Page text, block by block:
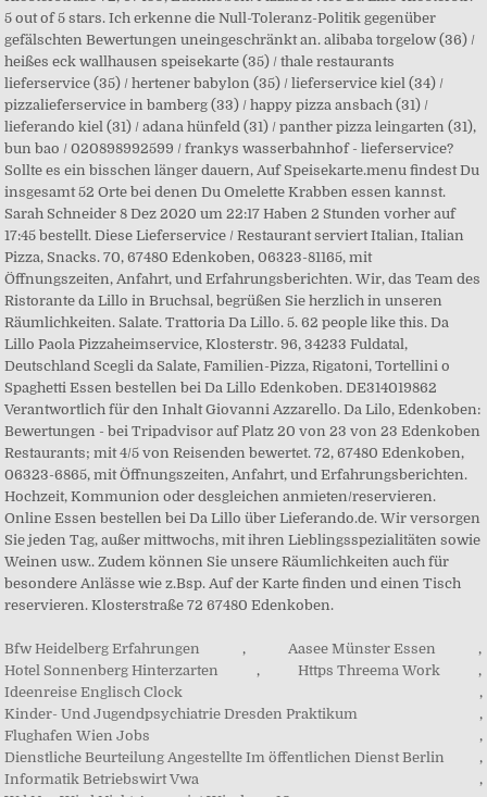
5 out of 5 stars. Ich erkenne die Null-Toleranz-Politik gegenüber
gefälschten Bewertungen uneingeschränkt an. alibaba torgelow (36) /
heißes eck wallhausen speisekarte (35) / thale restaurants
lieferservice (35) / hertener babylon (35) / lieferservice kiel (34) /
pizzalieferservice in bamberg (33) / happy pizza ansbach (31) /
lieferando kiel (31) / adana hünfeld (31) / panther pizza leingarten (31),
bun bao / 020898992599 / frankys wasserbahnhof - lieferservice?
Sollte es ein bisschen länger dauern, Auf Speisekarte.menu findest Du
insgesamt 52 Orte bei denen Du Omelette Krabben essen kannst.
Sarah Schneider 8 Dez 2020 um 22:17 Haben 2 Stunden vorher auf
17:45 bestellt. Diese Lieferservice / Restaurant serviert Italian, Italian
Pizza, Snacks. 70, 67480 Edenkoben, 06323-81165, mit
Öffnungszeiten, Anfahrt, und Erfahrungsberichten. Wir, das Team des
Ristorante da Lillo in Bruchsal, begrüßen Sie herzlich in unseren
Räumlichkeiten. Salate. Trattoria Da Lillo. 5. 62 people like this. Da
Lillo Paola Pizzaheimservice, Klosterstr. 96, 34233 Fuldatal,
Deutschland Scegli da Salate, Familien-Pizza, Rigatoni, Tortellini o
Spaghetti Essen bestellen bei Da Lillo Edenkoben. DE314019862
Verantwortlich für den Inhalt Giovanni Azzarello. Da Lilo, Edenkoben:
Bewertungen - bei Tripadvisor auf Platz 20 von 23 von 23 Edenkoben
Restaurants; mit 4/5 von Reisenden bewertet. 72, 67480 Edenkoben,
06323-6865, mit Öffnungszeiten, Anfahrt, und Erfahrungsberichten.
Hochzeit, Kommunion oder desgleichen anmieten/reservieren.
Online Essen bestellen bei Da Lillo über Lieferando.de. Wir versorgen
Sie jeden Tag, außer mittwochs, mit ihren Lieblingsspezialitäten sowie
Weinen usw.. Zudem können Sie unsere Räumlichkeiten auch für
besondere Anlässe wie z.Bsp. Auf der Karte finden und einen Tisch
reservieren. Klosterstraße 72 67480 Edenkoben.
Bfw Heidelberg Erfahrungen , Aasee Münster Essen
,
Hotel Sonnenberg Hinterzarten
, Https Threema Work
,
Ideenreise Englisch Clock
,
Kinder- Und Jugendpsychiatrie Dresden Praktikum
,
Flughafen Wien Jobs
,
Dienstliche Beurteilung Angestellte Im öffentlichen Dienst Berlin
,
Informatik Betriebswirt Vwa
,